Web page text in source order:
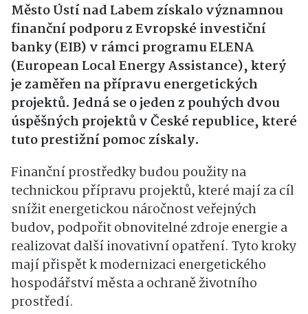
Město Ústí nad Labem získalo významnou
finanční podporu z Evropské investiční
banky (EIB) v rámci programu ELENA
(European Local Energy Assistance), který
je zaměřen na přípravu energetických
projektů. Jedná se o jeden z pouhých dvou
úspěšných projektů v České republice, které
tuto prestižní pomoc získaly.
Finanční prostředky budou použity na
technickou přípravu projektů, které mají za cíl
snížit energetickou náročnost veřejných
budov, podpořit obnovitelné zdroje energie a
realizovat další inovativní opatření. Tyto kroky
mají přispět k modernizaci energetického
hospodářství města a ochraně životního
prostředí.